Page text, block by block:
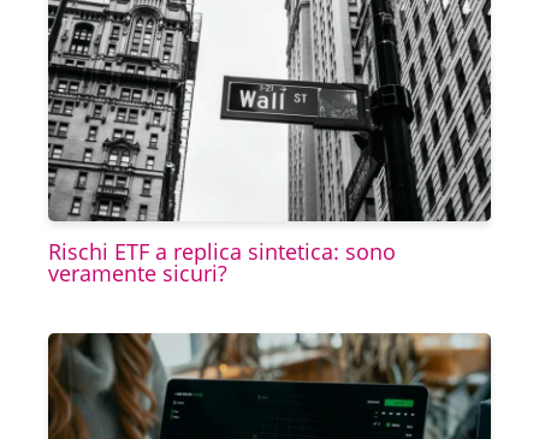
Rischi ETF a replica sintetica: sono
veramente sicuri?